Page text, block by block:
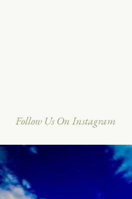
Follow Us On Instagram